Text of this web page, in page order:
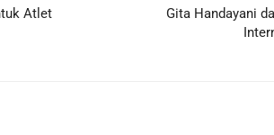
Atlet
Gita Handayani